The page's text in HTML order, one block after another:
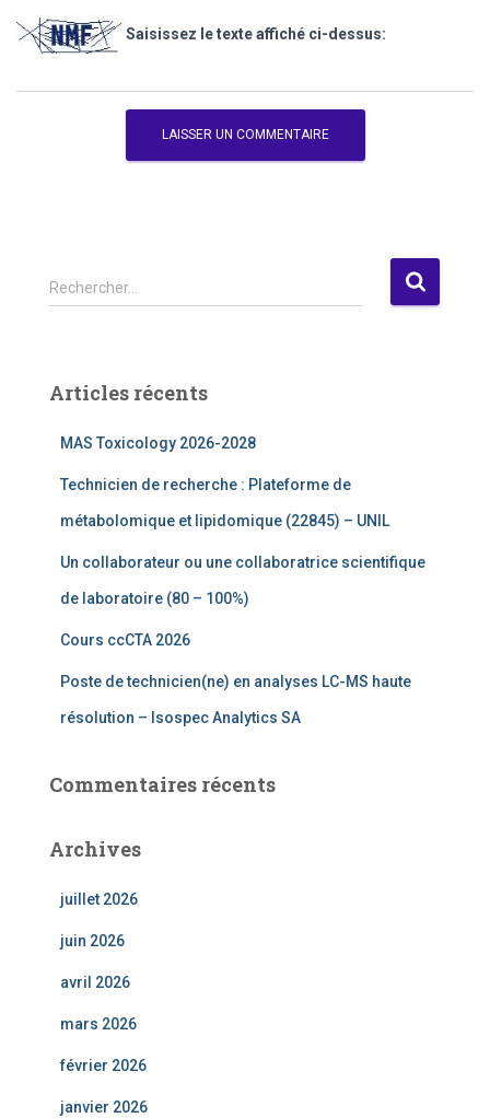
Saisissez le texte affiché ci-dessus:
R
e
r
Rechercher…
Articles récents
MAS Toxicology 2026-2028
Technicien de recherche : Plateforme de
métabolomique et lipidomique (22845) – UNIL
Un collaborateur ou une collaboratrice scientifique
de laboratoire (80 – 100%)
Cours ccCTA 2026
Poste de technicien(ne) en analyses LC-MS haute
résolution – Isospec Analytics SA
Commentaires récents
Archives
juillet 2026
juin 2026
avril 2026
mars 2026
février 2026
janvier 2026